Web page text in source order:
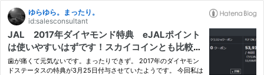
ゆらゆら。まったり。
id:salesconsultant
JAL 2017年ダイヤモンド特典 eJALポイント
は使いやすいはずです！スカイコインとも比較し
てみました
歯が痛くて元気ないです。まったりできず。 2017年のダイヤモン
ドステータスの特典が3月25日付与させていたようです。 今回私は